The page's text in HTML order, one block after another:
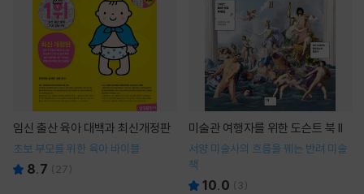
임신 출산 육아 대백과 최신개정판
초보 부모를 위한 육아 바이블
8.7 ( 27)
미술관 여행자를 위한 도슨트 북 II
서양 미술사의 흐름을 꿰는 반려 미술
책
10.0 ( 3)